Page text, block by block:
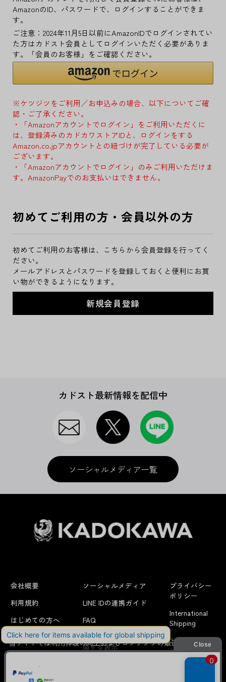
AmazonのID、パスワードで、ログインすることができま
す。
ご注意：2024年11月5日以前にAmazonIDでログインされてい
た方はカドスト会員としてログインいただく必要がありま
す。「会員のお客様」をご確認ください。
※ケツジツをご利用／お申込みの場合、以下についてご確
認・ご了承ください。
・「Amazonアカウントでログイン」をご利用いただくに
は、登録済みのカドカワストアIDと、ログインをする
Amazon.co.jpアカウントとの紐づけが完了している必要が
ございます。
・「Amazonアカウントでログイン」のみご利用いただけま
す。AmazonPayでのお支払いはできません。
初めてご利用の方・会員以外の方
初めてご利用のお客様は、こちらから会員登録を行ってく
ださい。
メールアドレスとパスワードを登録しておくと便利にお買
い物ができるようになります。
カドスト最新情報を配信中
ソーシャルメディア一覧
会社概要
利用規約
はじめての方へ
ソーシャルメディア
LINE IDの連携ガイド
FAQ
特定商取引法に
関する表示
プライバシー
ポリシー
International
Shipping
お問い合わせ/
リクエスト
当サイトでは利用体験の向上およびコンテンツの最適な提供、ト
ラフィックの分析を目的としてCookieを使用しています。
サイトの閲覧を継続された場合、Cookieの利用に同意したことも
のといたします。